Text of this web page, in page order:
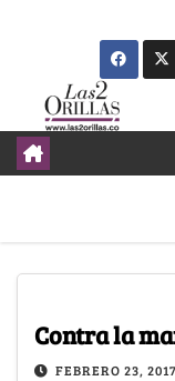
Contra la
FEBRERO 23, 2017